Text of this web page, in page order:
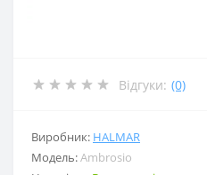
Відгуки: (0)
Виробник: HALMAR
Модель:Ambrosio